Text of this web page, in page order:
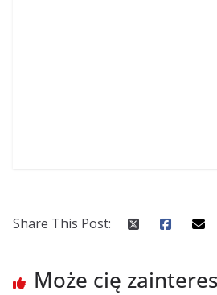
Share This Post:
Może cię